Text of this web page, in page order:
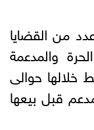
من القضايا
والمدعمة
ضُبط خلالها حوالى
قبل بيعها